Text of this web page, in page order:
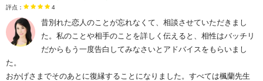
評点：
4
昔別れた恋人のことが忘れなくて、相談させていただきまし
た。私のことや相手のことを詳しく伝えると、相性はバッチリ
だからもう一度告白してみなさいとアドバイスをもらいまし
た。
おかげさまでそのあとに復縁することになりました。すべては楓蘭先生